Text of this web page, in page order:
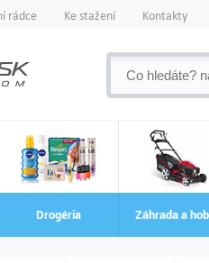
rádce Ke stažení Kontakty
Drogéria Záhrada a